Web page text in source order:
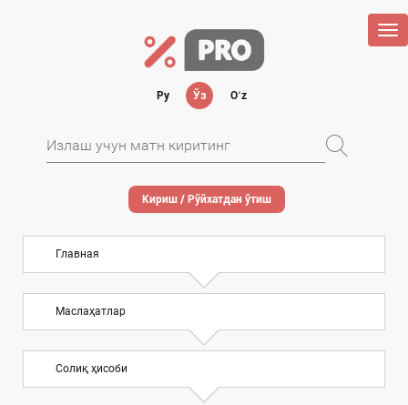
Ру Ўз Oʻz
Кириш / Рўйхатдан ўтиш
Главная
Маслаҳатлар
Солиқ ҳисоби